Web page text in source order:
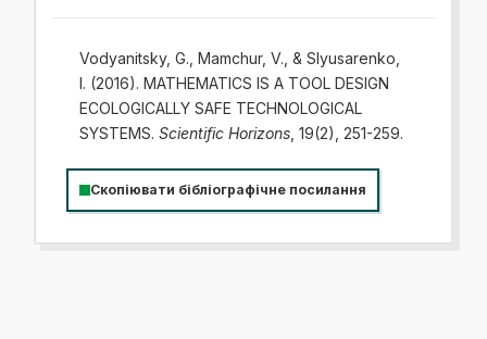
Vodyanitsky, G., Mamchur, V., & Slyusarenko,
I. (2016). MATHEMATICS IS A TOOL DESIGN
ECOLOGICALLY SAFE TECHNOLOGICAL
SYSTEMS. Scientific Horizons, 19(2), 251-259.
Скопіювати бібліографічне посилання